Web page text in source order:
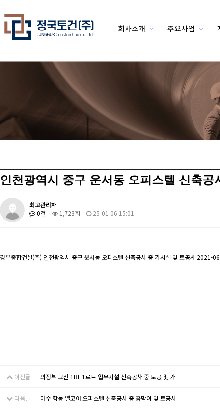
회사소개 주요사업
인천광역시 중구 운서동 오피스텔 신축공
최고관리자
0건
1,723회 25-01-06 15:01
경우종합건설(주) 인천광역시 중구 운서동 오피스텔 신축공사 중 가시설 및 토공사 2021-
이전글 의정부 고산 1BL 1로트 업무시설 신축공사 중 토공 및 가
다음글 여수 학동 엘코어 오피스텔 신축공사 중 흙막이 및 토공사